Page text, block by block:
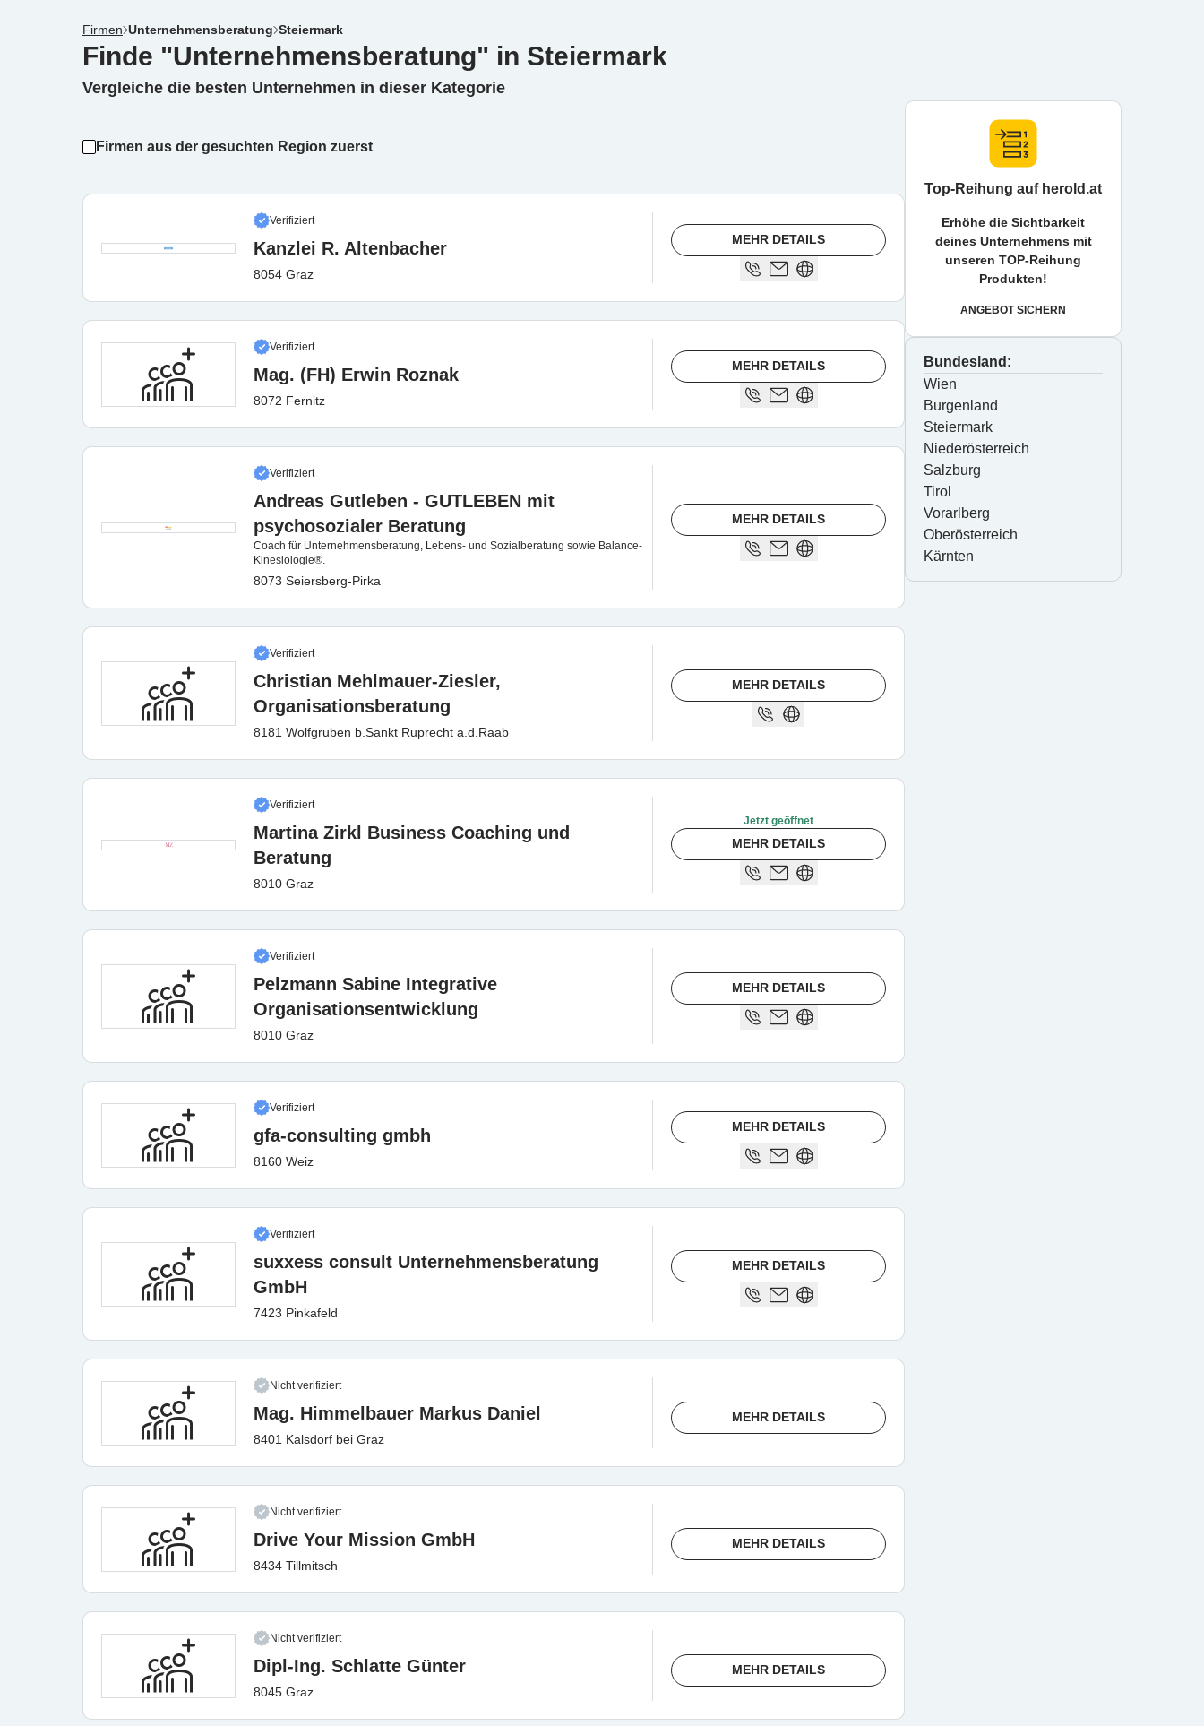
Firmen Unternehmensberatung Steiermark
Finde "Unternehmensberatung" in Steiermark
Vergleiche die besten Unternehmen in dieser Kategorie
Firmen aus der gesuchten Region zuerst
Verifiziert
Kanzlei R. Altenbacher
8054 Graz
MEHR DETAILS
Verifiziert
Mag. (FH) Erwin Roznak
8072 Fernitz
MEHR DETAILS
Verifiziert
Andreas Gutleben - GUTLEBEN mit
psychosozialer Beratung
Coach für Unternehmensberatung, Lebens- und Sozialberatung sowie Balance-
Kinesiologie®.
8073 Seiersberg-Pirka
MEHR DETAILS
Verifiziert
Christian Mehlmauer-Ziesler,
Organisationsberatung
8181 Wolfgruben b.Sankt Ruprecht a.d.Raab
MEHR DETAILS
Verifiziert
Martina Zirkl Business Coaching und
Beratung
8010 Graz
Jetzt geöffnet
MEHR DETAILS
Verifiziert
Pelzmann Sabine Integrative
Organisationsentwicklung
8010 Graz
MEHR DETAILS
Verifiziert
gfa-consulting gmbh
8160 Weiz
MEHR DETAILS
Verifiziert
suxxess consult Unternehmensberatung
GmbH
7423 Pinkafeld
MEHR DETAILS
Nicht verifiziert
Mag. Himmelbauer Markus Daniel
8401 Kalsdorf bei Graz
MEHR DETAILS
Nicht verifiziert
Drive Your Mission GmbH
8434 Tillmitsch
MEHR DETAILS
Nicht verifiziert
Dipl-Ing. Schlatte Günter
8045 Graz
MEHR DETAILS
Top-Reihung auf herold.at
Erhöhe die Sichtbarkeit
deines Unternehmens mit
unseren TOP-Reihung
Produkten!
ANGEBOT SICHERN
Bundesland:
Wien
Burgenland
Steiermark
Niederösterreich
Salzburg
Tirol
Vorarlberg
Oberösterreich
Kärnten